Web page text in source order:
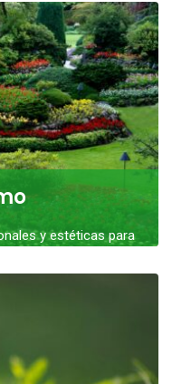
y estéticas para